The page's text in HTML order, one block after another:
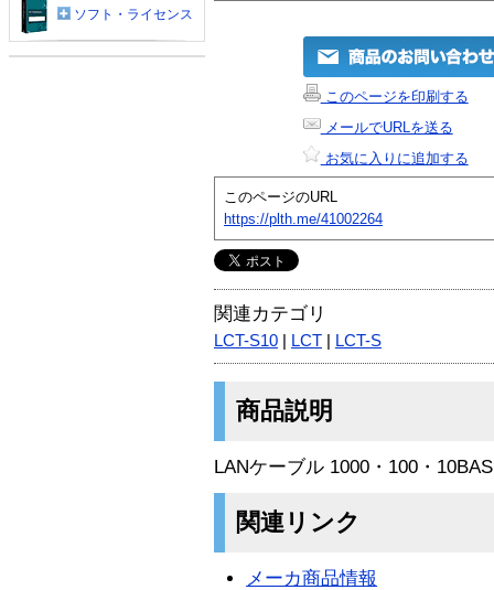
このページを印刷する
メールでURLを送る
お気に入りに追加する
このページのURL
https://plth.me/41002264
関連カテゴリ
LCT-S10 LCT LCT-S
商品説明
LANケーブル 1000・100・
関連リンク
メーカ商品情報
ソフト・ライセンス